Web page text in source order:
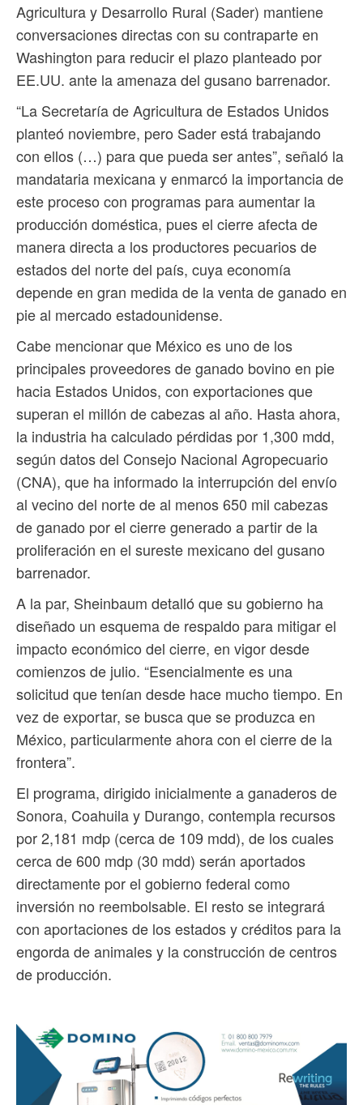
Agricultura y Desarrollo Rural (Sader) mantiene
conversaciones directas con su contraparte en
Washington para reducir el plazo planteado por
EE.UU. ante la amenaza del gusano barrenador.
“La Secretaría de Agricultura de Estados Unidos
planteó noviembre, pero Sader está trabajando
con ellos (…) para que pueda ser antes”, señaló la
mandataria mexicana y enmarcó la importancia de
este proceso con programas para aumentar la
producción doméstica, pues el cierre afecta de
manera directa a los productores pecuarios de
estados del norte del país, cuya economía
depende en gran medida de la venta de ganado en
pie al mercado estadounidense.
Cabe mencionar que México es uno de los
principales proveedores de ganado bovino en pie
hacia Estados Unidos, con exportaciones que
superan el millón de cabezas al año. Hasta ahora,
la industria ha calculado pérdidas por 1,300 mdd,
según datos del Consejo Nacional Agropecuario
(CNA), que ha informado la interrupción del envío
al vecino del norte de al menos 650 mil cabezas
de ganado por el cierre generado a partir de la
proliferación en el sureste mexicano del gusano
barrenador.
A la par, Sheinbaum detalló que su gobierno ha
diseñado un esquema de respaldo para mitigar el
impacto económico del cierre, en vigor desde
comienzos de julio. “Esencialmente es una
solicitud que tenían desde hace mucho tiempo. En
vez de exportar, se busca que se produzca en
México, particularmente ahora con el cierre de la
frontera”.
El programa, dirigido inicialmente a ganaderos de
Sonora, Coahuila y Durango, contempla recursos
por 2,181 mdp (cerca de 109 mdd), de los cuales
cerca de 600 mdp (30 mdd) serán aportados
directamente por el gobierno federal como
inversión no reembolsable. El resto se integrará
con aportaciones de los estados y créditos para la
engorda de animales y la construcción de centros
de producción.